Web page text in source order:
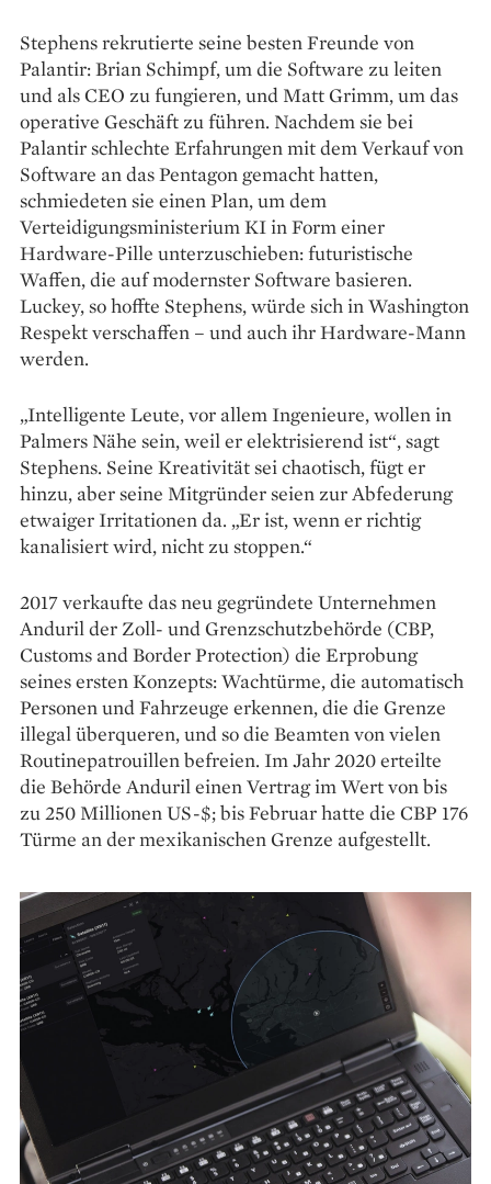
Stephens rekrutierte seine besten Freunde von
Palantir: Brian Schimpf, um die Software zu leiten
und als CEO zu fungieren, und Matt Grimm, um das
operative Geschäft zu führen. Nachdem sie bei
Palantir schlechte Erfahrungen mit dem Verkauf von
Software an das Pentagon gemacht hatten,
schmiedeten sie einen Plan, um dem
Verteidigungsministerium KI in Form einer
Hardware-Pille unterzuschieben: futuristische
Waffen, die auf modernster Software basieren.
Luckey, so hoffte Stephens, würde sich in Washington
Respekt verschaffen – und auch ihr Hardware-Mann
werden.
„Intelligente Leute, vor allem Ingenieure, wollen in
Palmers Nähe sein, weil er elektrisierend ist“, sagt
Stephens. Seine Kreativität sei chaotisch, fügt er
hinzu, aber seine Mitgründer seien zur Abfederung
etwaiger Irritationen da. „Er ist, wenn er richtig
kanalisiert wird, nicht zu stoppen.“
2017 verkaufte das neu gegründete Unternehmen
Anduril der Zoll- und Grenzschutzbehörde (CBP,
Customs and Border Protection) die Erprobung
seines ersten Konzepts: Wachtürme, die automatisch
Personen und Fahrzeuge erkennen, die die Grenze
illegal überqueren, und so die Beamten von vielen
Routinepatrouillen befreien. Im Jahr 2020 erteilte
die Behörde Anduril einen Vertrag im Wert von bis
zu 250 Millionen US-$; bis Februar hatte die CBP 176
Türme an der mexikanischen Grenze aufgestellt.